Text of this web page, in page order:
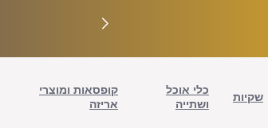
שקיות
כלי אוכל
ושתייה
קופסאות ומוצרי
אריזה